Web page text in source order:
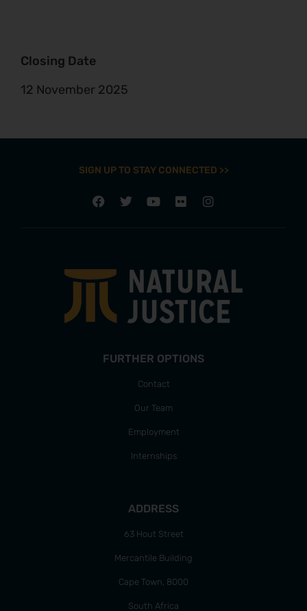
Closing Date
12 November 2025
SIGN UP TO STAY CONNECTED >>
FURTHER OPTIONS
Contact
Our Team
Employment
Internships
ADDRESS
63 Hout Street
Mercantile Building
Cape Town, 8000
South Africa